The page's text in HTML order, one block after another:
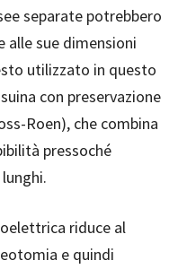
separate potrebbero
alle sue dimensioni
utilizzato in questo
con preservazione
Roen), che combina
pressoché
riduce al
e quindi